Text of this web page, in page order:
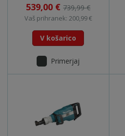
539,00 €739,99 €
Vaš prihranek: 200,99 €
V košarico
Primerjaj